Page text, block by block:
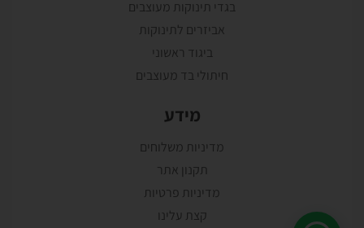
בגדי תינוקות מעוצבים
אביזרים לתינוקות
ביגוד ראשוני
חיתולי בד מעוצבים
מידע
מדיניות משלוחים
תקנון אתר
מדיניות פרטיות
קצת עלינו